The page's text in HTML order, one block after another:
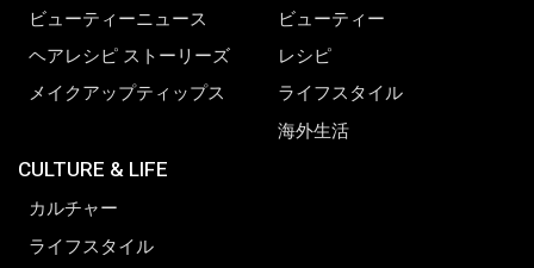
ビューティーニュース
ヘアレシピ ストーリーズ
メイクアップティップス
CULTURE & LIFE
カルチャー
ライフスタイル
ビューティー
レシピ
ライフスタイル
海外生活